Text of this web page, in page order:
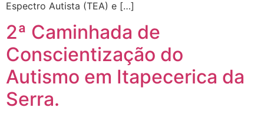
Espectro Autista (TEA) e […]
2ª Caminhada de
Conscientização do
Autismo em Itapecerica da
Serra.